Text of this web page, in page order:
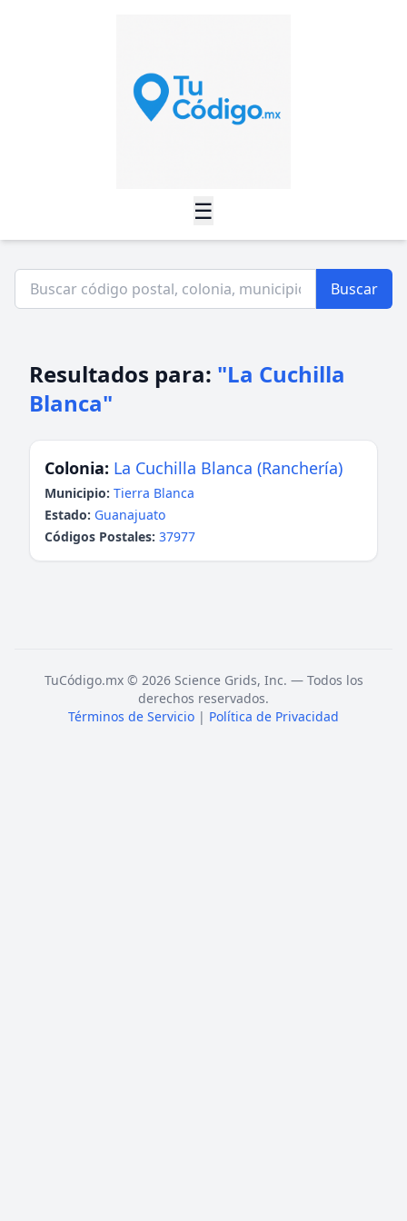
☰
Buscar
Resultados para: "La Cuchilla
Blanca"
Colonia: La Cuchilla Blanca (Ranchería)
Municipio: Tierra Blanca
Estado: Guanajuato
Códigos Postales: 37977
TuCódigo.mx © 2026 Science Grids, Inc. — Todos los
derechos reservados.
Términos de Servicio | Política de Privacidad